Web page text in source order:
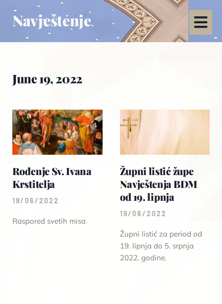
Navještenje
June 19, 2022
Rođenje Sv. Ivana
Krstitelja
19/06/2022
Raspored svetih misa
Župni listić župe
Navještenja BDM
od 19. lipnja
19/06/2022
Župni listić za period od
19. lipnja do 5. srpnja
2022. godine.